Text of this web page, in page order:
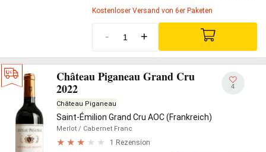
Kostenloser Versand von 6er Paketen
- +
Château Piganeau Grand Cru
2022
Château Piganeau
Saint-Émilion Grand Cru AOC (Frankreich)
Merlot / Cabernet Franc
1 Rezension
4